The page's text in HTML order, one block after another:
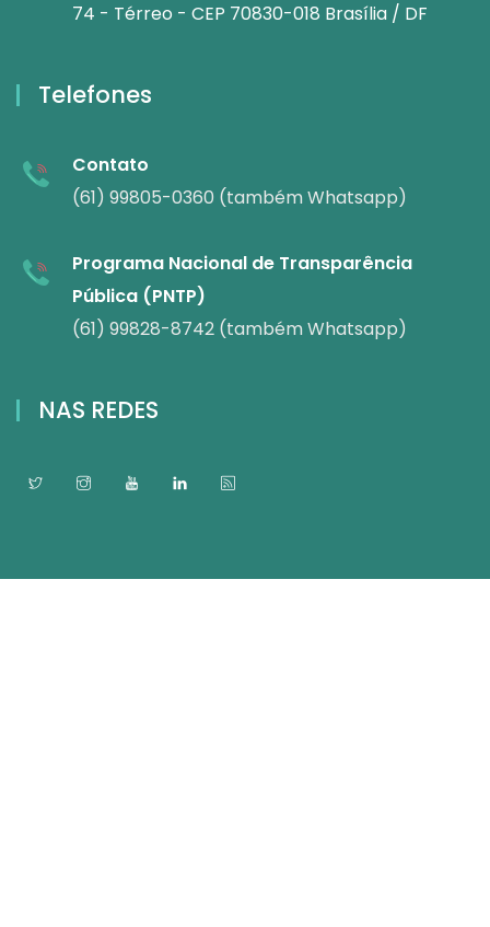
74 - Térreo - CEP 70830-018 Brasília / DF
Telefones
Contato
(61) 99805-0360 (também Whatsapp)
Programa Nacional de Transparência
Pública (PNTP)
(61) 99828-8742 (também Whatsapp)
NAS REDES